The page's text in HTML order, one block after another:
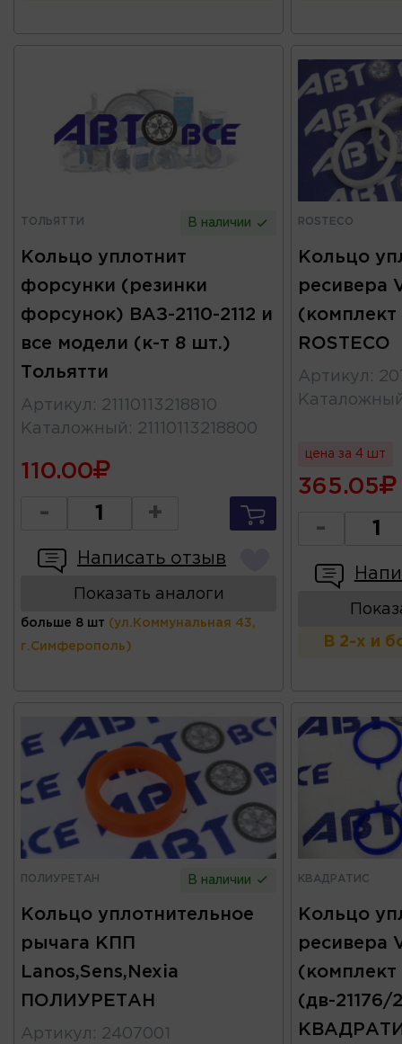
ТОЛЬЯТТИ В наличии
Кольцо уплотнит
форсунки (резинки
форсунок) ВАЗ-2110-2112 и
все модели (к-т 8 шт.)
Тольятти
Артикул : 21110113218810
Каталожный : 21110113218800
110.00
- +
Написать отзыв
Показать аналоги
больше 8 шт (ул.Коммунальная 43,
г.Симферополь)
ROSTECO
Кольцо
ресивера
(комплект
ROSTECO
Артикул :
цена за 4 шт
365.05
-
В 2-х и
ПОЛИУРЕТАН В наличии
Кольцо уплотнительное
рычага КПП
Lanos,Sens,Nexia
ПОЛИУРЕТАН
Артикул : 2407001
КВАДРАТИС
Кольцо
ресивера
(дв-21176/